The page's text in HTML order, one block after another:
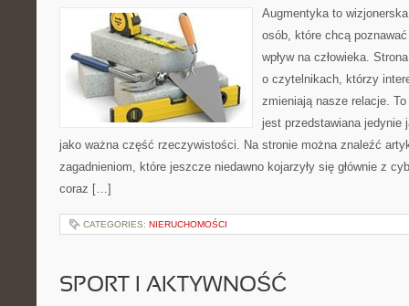
Augmentyka to
osób, które chcą
wpływ na człowieka.
o czytelnikach, którzy
zmieniają nasze relacje.
jest przedstawiana jedynie
jako ważna część rzeczywistości. Na stronie można znaleźć
zagadnieniom, które jeszcze niedawno kojarzyły się głównie z
coraz […]
CATEGORIES: NIERUCHOMOŚCI
SPORT I AKTYWNOŚĆ